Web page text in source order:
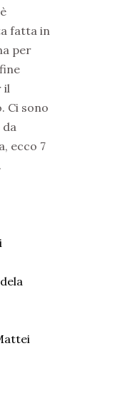
fatta in
per
il
Ci sono
ecco 7